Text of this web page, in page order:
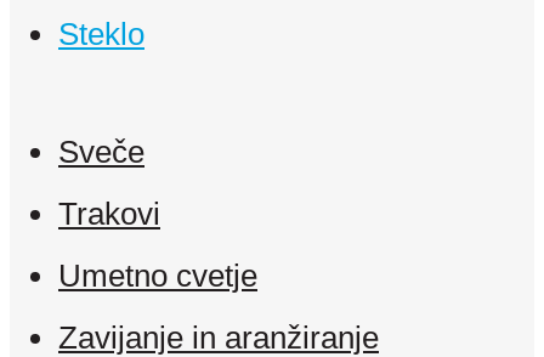
Steklo
Sveče
Trakovi
Umetno cvetje
Zavijanje in aranžiranje